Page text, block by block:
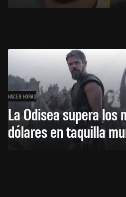
HACE 8 HORAS
La Odisea supera los
dólares en taquilla